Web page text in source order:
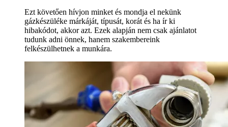
Ezt követően hívjon minket és mondja el nekünk
gázkészüléke márkáját, típusát, korát és ha ír ki
hibakódot, akkor azt. Ezek alapján nem csak ajánlatot
tudunk adni önnek, hanem szakembereink
felkészülhetnek a munkára.